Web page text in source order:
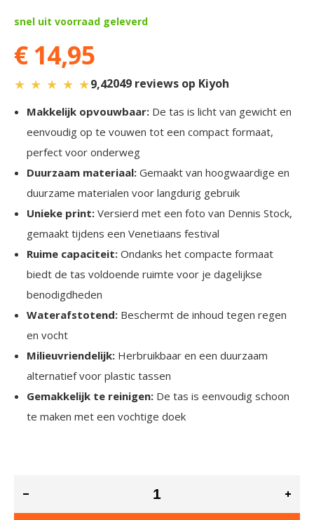
snel uit voorraad geleverd
€ 14,95
★ ★ ★ ★ ★9,42049 reviews op Kiyoh
Makkelijk opvouwbaar: De tas is licht van gewicht en
eenvoudig op te vouwen tot een compact formaat,
perfect voor onderweg
Duurzaam materiaal: Gemaakt van hoogwaardige en
duurzame materialen voor langdurig gebruik
Unieke print: Versierd met een foto van Dennis Stock,
gemaakt tijdens een Venetiaans festival
Ruime capaciteit: Ondanks het compacte formaat
biedt de tas voldoende ruimte voor je dagelijkse
benodigdheden
Waterafstotend: Beschermt de inhoud tegen regen
en vocht
Milieuvriendelijk: Herbruikbaar en een duurzaam
alternatief voor plastic tassen
Gemakkelijk te reinigen: De tas is eenvoudig schoon
te maken met een vochtige doek